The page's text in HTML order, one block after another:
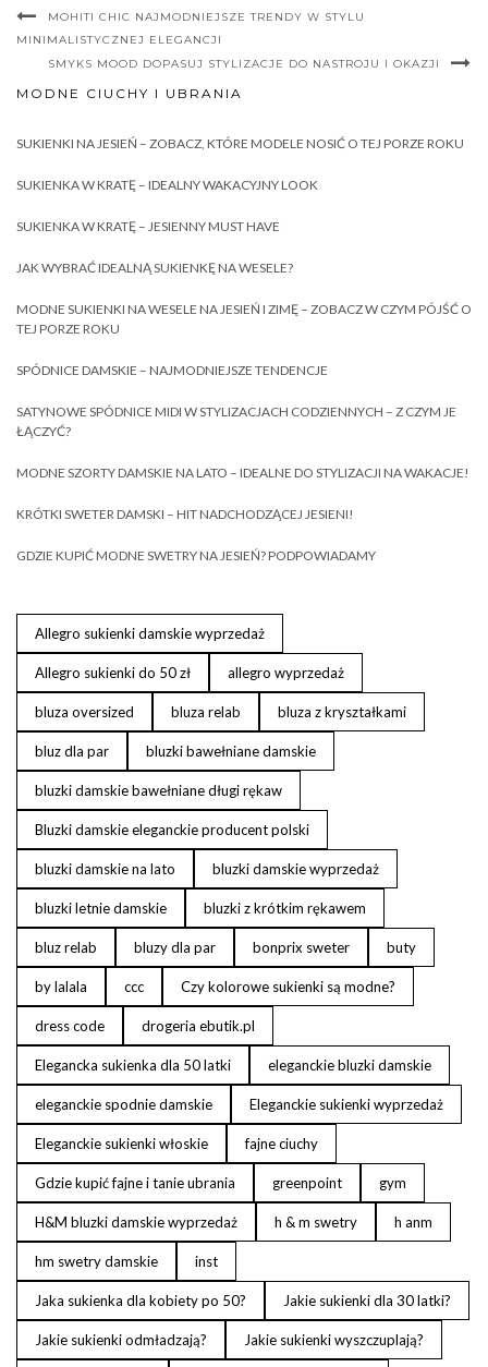
MOHITI CHIC NAJMODNIEJSZE TRENDY W STYLU
MINIMALISTYCZNEJ ELEGANCJI
SMYKS MOOD DOPASUJ STYLIZACJE DO NASTROJU I OKAZJI
MODNE CIUCHY I UBRANIA
SUKIENKI NA JESIEŃ – ZOBACZ, KTÓRE MODELE NOSIĆ O TEJ PORZE ROKU
SUKIENKA W KRATĘ – IDEALNY WAKACYJNY LOOK
SUKIENKA W KRATĘ – JESIENNY MUST HAVE
JAK WYBRAĆ IDEALNĄ SUKIENKĘ NA WESELE?
MODNE SUKIENKI NA WESELE NA JESIEŃ I ZIMĘ – ZOBACZ W CZYM PÓJŚĆ O
TEJ PORZE ROKU
SPÓDNICE DAMSKIE – NAJMODNIEJSZE TENDENCJE
SATYNOWE SPÓDNICE MIDI W STYLIZACJACH CODZIENNYCH – Z CZYM JE
ŁĄCZYĆ?
MODNE SZORTY DAMSKIE NA LATO – IDEALNE DO STYLIZACJI NA WAKACJE!
KRÓTKI SWETER DAMSKI – HIT NADCHODZĄCEJ JESIENI!
GDZIE KUPIĆ MODNE SWETRY NA JESIEŃ? PODPOWIADAMY
Allegro sukienki damskie wyprzedaż
Allegro sukienki do 50 zł allegro wyprzedaż
bluza oversized bluza relab bluza z kryształkami
bluz dla par bluzki bawełniane damskie
bluzki damskie bawełniane długi rękaw
Bluzki damskie eleganckie producent polski
bluzki damskie na lato bluzki damskie wyprzedaż
bluzki letnie damskie bluzki z krótkim rękawem
bluz relab bluzy dla par bonprix sweter buty
by lalala ccc Czy kolorowe sukienki są modne?
dress code drogeria ebutik.pl
Elegancka sukienka dla 50 latki eleganckie bluzki damskie
eleganckie spodnie damskie Eleganckie sukienki wyprzedaż
Eleganckie sukienki włoskie fajne ciuchy
Gdzie kupić fajne i tanie ubrania greenpoint gym
H&M bluzki damskie wyprzedaż h & m swetry h anm
hm swetry damskie inst
Jaka sukienka dla kobiety po 50? Jakie sukienki dla 30 latki?
Jakie sukienki odmładzają? Jakie sukienki wyszczuplają?